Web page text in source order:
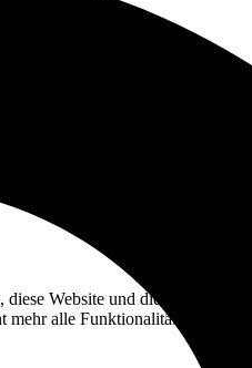
Website und die
alle Funktionalitäten der